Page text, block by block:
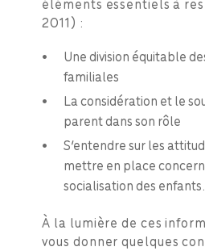
2011) :
Une division équitable
familiales
La considération et le
parent dans son rôle
S’entendre sur les
mettre en place
socialisation des enfants.
À la lumière de ces
vous donner quelques